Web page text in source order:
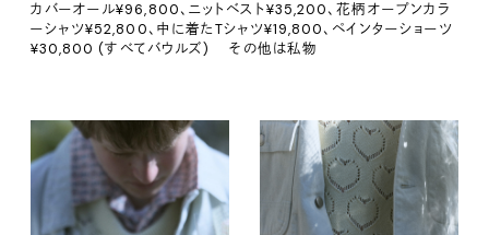
カバーオール¥96,800、ニットベスト¥35,200、花柄オープンカラ
ーシャツ¥52,800、中に着たTシャツ¥19,800、ペインターショーツ
¥30,800 (すべてバウルズ) その他は私物